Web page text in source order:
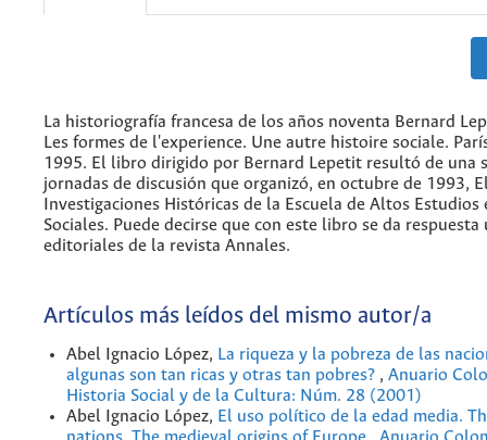
La historiografía francesa de los años noventa Bernard
Les formes de l'experience. Une autre histoire sociale.
1995. El libro dirigido por Bernard Lepetit resultó de una
jornadas de discusión que organizó, en octubre de 1993,
Investigaciones Históricas de la Escuela de Altos Estudios
Sociales. Puede decirse que con este libro se da respuesta
editoriales de la revista Annales.
Artículos más leídos del mismo autor/a
Abel Ignacio López, La riqueza y la pobreza de las
algunas son tan ricas y otras tan pobres? , Anuario
Historia Social y de la Cultura: Núm. 28 (2001)
Abel Ignacio López, El uso político de la edad media.